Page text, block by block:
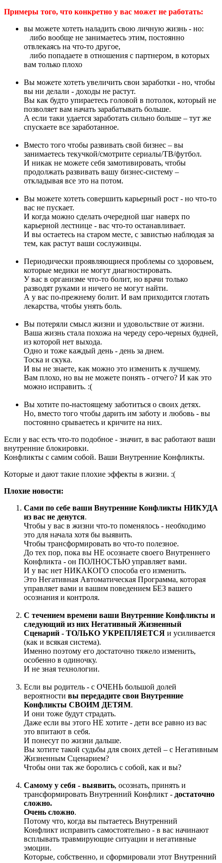
Примеры того, что конкретно у вас может не работать:
вы можете хотеть наладить свою личную жизнь - но:
либо вообще не занимаетесь этим, постоянно
отвлекаясь на что-то другое,
либо попадаете в отношения с партнером, в которых
вам только плохо
Вы можете хотеть увеличить свои заработки - но, чтобы
вы ни делали - доходы не растут.
Вы как будто упираетесь головой в потолок, который не
позволяет вам начать зарабатывать больше.
А если таки удается заработать сильно больше – тут же
спускаете все заработанное.
Вместо того чтобы развивать свой бизнес – вы
занимаетесь текучкой/смотрите сериалы/ТВ/футбол.
И никак не можете себя замотивировать, чтобы
продолжать развивать вашу бизнес-систему –
откладывая все это на потом.
Вы можете хотеть совершить карьерный рост - но что-то
вас не пускает.
И когда можно сделать очередной шаг наверх по
карьерной лестнице - вас что-то останавливает.
И вы остаетесь на старом месте, с завистью наблюдая за
тем, как растут ваши сослуживцы.
Периодически проявляющиеся проблемы со здоровьем,
которые медики не могут диагностировать.
У вас в организме что-то болит, но врачи только
разводят руками и ничего не могут найти.
А у вас по-прежнему болит. И вам приходится глотать
лекарства, чтобы унять боль.
Вы потеряли смысл жизни и удовольствие от жизни.
Ваша жизнь стала похожа на череду серо-черных будней,
из которой нет выхода.
Одно и тоже каждый день - день за днем.
Тоска и скука.
И вы не знаете, как можно это изменить к лучшему.
Вам плохо, но вы не можете понять - отчего? И как это
можно исправить. :(
Вы хотите по-настоящему заботиться о своих детях.
Но, вместо того чтобы дарить им заботу и любовь - вы
постоянно срываетесь и кричите на них.
Если у вас есть что-то подобное - значит, в вас работают ваши
внутренние блокировки.
Конфликты с самим собой. Ваши Внутренние Конфликты.
Которые и дают такие плохие эффекты в жизни. :(
Плохие новости:
Сами по себе ваши Внутренние Конфликты НИКУДА
из вас не денутся.
Чтобы у вас в жизни что-то поменялось - необходимо
это для начала хотя бы выявить.
Чтобы трансформировать во что-то полезное.
До тех пор, пока вы НЕ осознаете своего Внутреннего
Конфликта - он ПОЛНОСТЬЮ управляет вами.
И у вас нет НИКАКОГО способа его изменить.
Это Негативная Автоматическая Программа, которая
управляет вами и вашим поведением БЕЗ вашего
осознания и контроля.
С течением времени ваши Внутренние Конфликты и
следующий из них Негативный Жизненный
Сценарий - ТОЛЬКО УКРЕПЛЯЕТСЯ и усиливается
(как и всякая система).
Именно поэтому его достаточно тяжело изменить,
особенно в одиночку.
И не зная технологии.
Если вы родитель - с ОЧЕНЬ большой долей
вероятности вы передадите свои Внутренние
Конфликты СВОИМ ДЕТЯМ.
И они тоже будут страдать.
Даже если вы этого НЕ хотите - дети все равно из вас
это впитают в себя.
И понесут по жизни дальше.
Вы хотите такой судьбы для своих детей – с Негативным
Жизненным Сценарием?
Чтобы они так же боролись с собой, как и вы?
Самому у себя - выявить, осознать, принять и
трансформировать Внутренний Конфликт - достаточно
сложно.
Очень сложно.
Потому что, когда вы пытаетесь Внутренний
Конфликт исправить самостоятельно - в вас начинают
всплывать травмирующие ситуации и негативные
эмоции.
Которые, собственно, и сформировали этот Внутренний